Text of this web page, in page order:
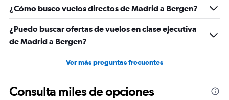
450.
¿Cómo busco vuelos directos de Madrid a Bergen?
¿Puedo buscar ofertas de vuelos en clase ejecutiva
de Madrid a Bergen?
Ver más preguntas frecuentes
Consulta miles de opciones